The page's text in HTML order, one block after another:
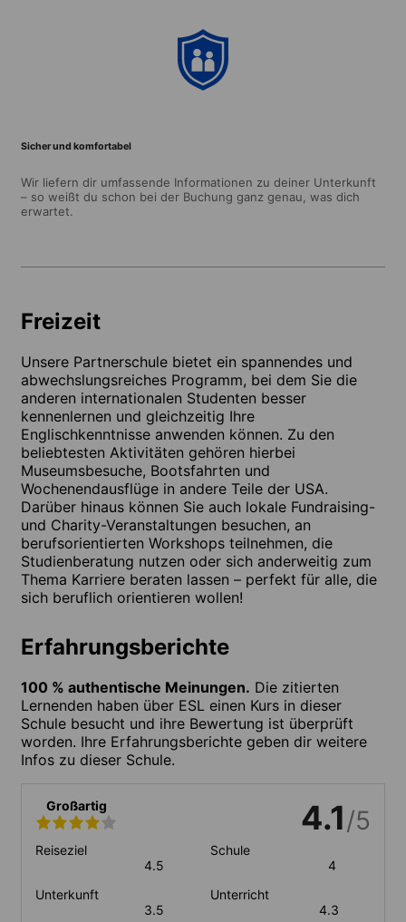
Sicher und komfortabel
Wir liefern dir umfassende Informationen zu deiner Unterkunft
– so weißt du schon bei der Buchung ganz genau, was dich
erwartet.
Freizeit
Unsere Partnerschule bietet ein spannendes und
abwechslungsreiches Programm, bei dem Sie die
anderen internationalen Studenten besser
kennenlernen und gleichzeitig Ihre
Englischkenntnisse anwenden können. Zu den
beliebtesten Aktivitäten gehören hierbei
Museumsbesuche, Bootsfahrten und
Wochenendausflüge in andere Teile der USA.
Darüber hinaus können Sie auch lokale Fundraising-
und Charity-Veranstaltungen besuchen, an
berufsorientierten Workshops teilnehmen, die
Studienberatung nutzen oder sich anderweitig zum
Thema Karriere beraten lassen – perfekt für alle, die
sich beruflich orientieren wollen!
Erfahrungsberichte
100 % authentische Meinungen. Die zitierten
Lernenden haben über ESL einen Kurs in dieser
Schule besucht und ihre Bewertung ist überprüft
worden. Ihre Erfahrungsberichte geben dir weitere
Infos zu dieser Schule.
Großartig 4.1/5
Reiseziel
4.5
Schule
4
Unterkunft
3.5
Unterricht
4.3